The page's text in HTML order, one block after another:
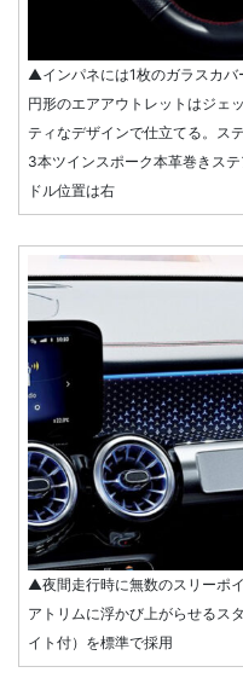
▲インパネには1枚のガラスカバ
円形のエアアウトレットはジェ
ティなデザインで仕立てる。ス
3本ツインスポーク本革巻きス
ドル位置は右
▲夜間走行時に無数のスリーポ
アトリムに浮かび上がらせるス
イト付）を標準で採用